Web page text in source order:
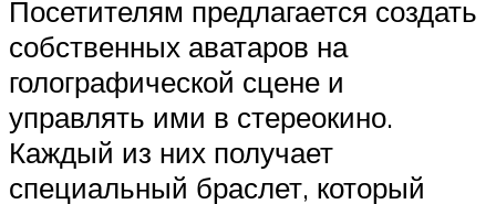
Посетителям предлагается создать
собственных аватаров на
голографической сцене и
управлять ими в стереокино.
Каждый из них получает
специальный браслет, который